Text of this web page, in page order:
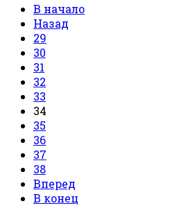
В начало
Назад
29
30
31
32
33
34
35
36
37
38
Вперед
В конец